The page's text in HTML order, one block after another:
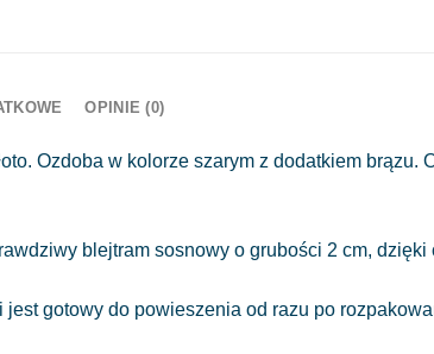
OPINIE (0)
Ozdoba w kolorze szarym z dodatkiem brązu.
blejtram sosnowy o grubości 2 cm, dzięki
gotowy do powieszenia od razu po